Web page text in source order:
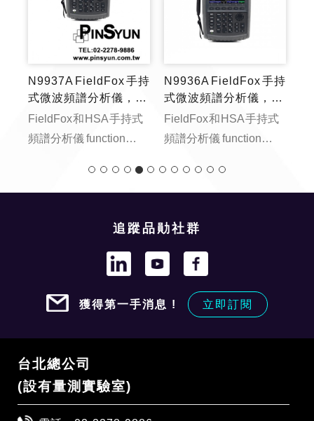
N9937A FieldFox 手持
式微波頻譜分析儀，18
GHz
FieldFox 和 HSA 手持式
頻譜分析儀 function
const videoContainer =
document.getE...
N9936A FieldFox 手持
式微波頻譜分析儀，14
GHz
FieldFox 和 HSA 手持式
頻譜分析儀 function
const videoContainer =
document.getE...
追蹤品勛社群
獲得第一手消息 ! 立即訂閱
台北總公司
(設有量測實驗室)